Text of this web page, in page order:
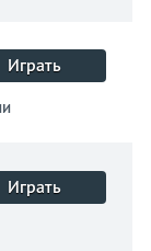
Играть
Играть